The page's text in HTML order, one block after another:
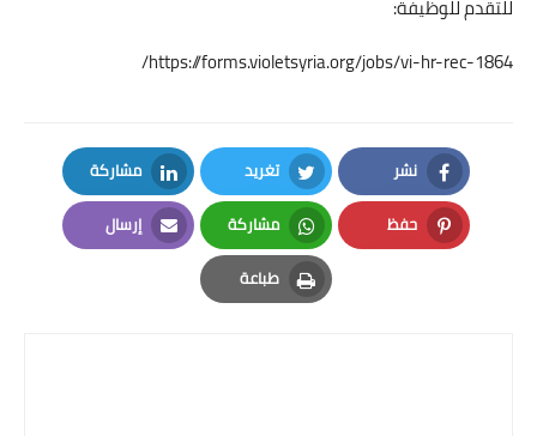
للتقدم للوظيفة:
https://forms.violetsyria.org/jobs/vi-hr-rec-1864/
نشر
Facebook
تغريد
Twitter
مشاركة
LinkedIn
حفظ
Pinterest
مشاركة
Whatsapp
إرسال
Email
طباعة
Print